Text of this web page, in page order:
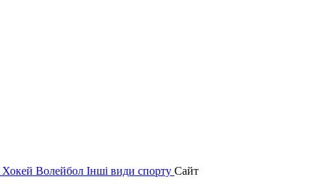
Хокей Волейбол Інші види спорту Сайт